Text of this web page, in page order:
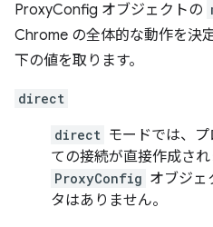
ProxyConfig オブジェクトの
Chrome の全体的な動作を決
下の値を取ります。
direct
direct モードでは、
ての接続が直接作成さ
ProxyConfig オブジェ
タはありません。